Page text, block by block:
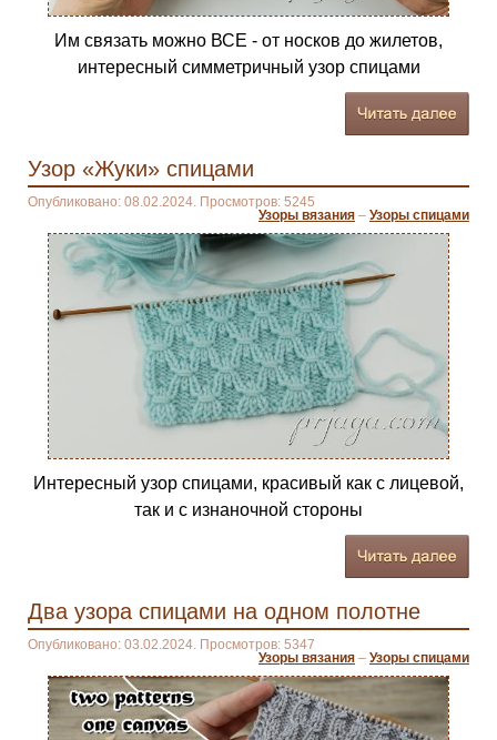
Им связать можно ВСЕ - от носков до жилетов,
интересный симметричный узор спицами
Узор «Жуки» спицами
Опубликовано: 08.02.2024. Просмотров: 5245
Узоры вязания – Узоры спицами
Интересный узор спицами, красивый как с лицевой,
так и с изнаночной стороны
Два узора спицами на одном полотне
Опубликовано: 03.02.2024. Просмотров: 5347
Узоры вязания – Узоры спицами